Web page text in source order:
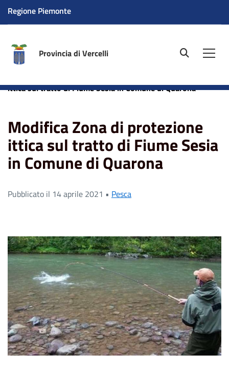
Regione Piemonte
Provincia di Vercelli site.searc
ittica sul tratto di Fiume Sesia in Comune di Quarona
Modifica Zona di protezione
ittica sul tratto di Fiume Sesia
in Comune di Quarona
Pubblicato il 14 aprile 2021 • Pesca